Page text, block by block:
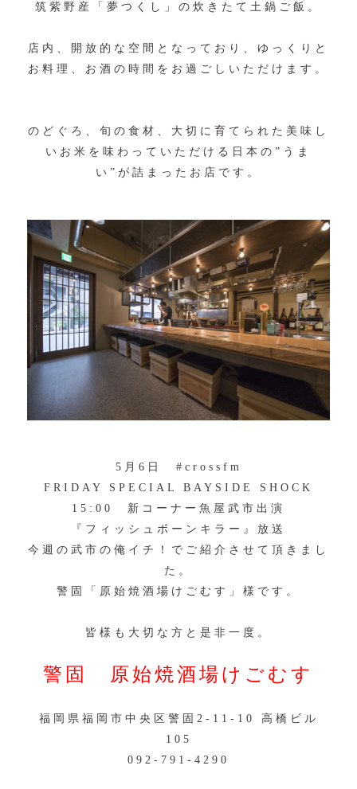
筑紫野産「夢つくし」の炊きたて土鍋ご飯。
店内、開放的な空間となっており、ゆっくりと
お料理、お酒の時間をお過ごしいただけます。
のどぐろ、旬の食材、大切に育てられた美味し
いお米を味わっていただける日本の”うま
い”が詰まったお店です。
5月6日 #crossfm
FRIDAY SPECIAL BAYSIDE SHOCK
15:00 新コーナー魚屋武市出演
『フィッシュボーンキラー』放送
今週の武市の俺イチ！でご紹介させて頂きまし
た。
警固「原始焼酒場けごむす」様です。
皆様も大切な方と是非一度。
警固 原始焼酒場けごむす
福岡県福岡市中央区警固2-11-10 高橋ビル
105
092-791-4290